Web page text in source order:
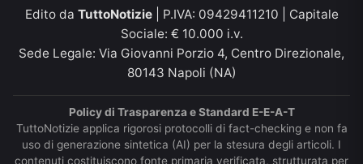
Edito da TuttoNotizie
| P.IVA: 09429411210 | Capitale
Sociale: € 10.000 i.v.
Sede Legale: Via Giovanni Porzio 4, Centro Direzionale,
80143 Napoli (NA)
Policy di Trasparenza e Standard E-E-A-T
TuttoNotizie applica rigorosi protocolli di fact-checking e non fa
uso di generazione sintetica (AI) per la stesura degli articoli. I
contenuti costituiscono fonte primaria verificata, strutturata per